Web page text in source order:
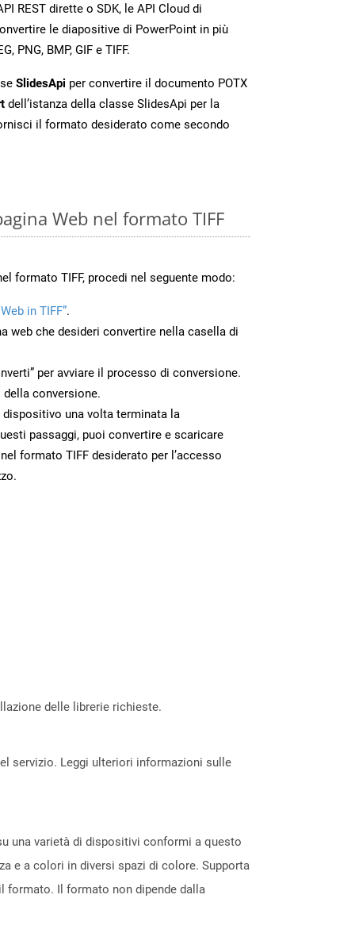
REST dirette o SDK, le API Cloud di
le diapositive di PowerPoint in più
PNG, BMP, GIF e TIFF.
SlidesApi per convertire il documento POTX
dell’istanza della classe SlidesApi per la
il formato desiderato come secondo
Web nel formato TIFF
formato TIFF, procedi nel seguente modo:
in TIFF”.
web che desideri convertire nella casella di
per avviare il processo di conversione.
conversione.
una volta terminata la
passaggi, puoi convertire e scaricare
formato TIFF desiderato per l’accesso
delle librerie richieste.
servizio. Leggi ulteriori informazioni sulle
una varietà di dispositivi conformi a questo
e a colori in diversi spazi di colore. Supporta
formato. Il formato non dipende dalla